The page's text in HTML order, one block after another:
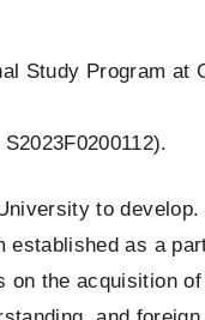
Study Program at
to develop.
established as a
on the acquisition